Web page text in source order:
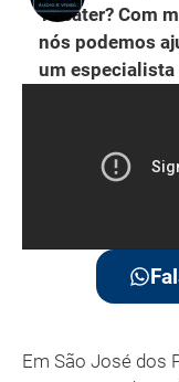
Theater? Com
nós podemos
um especialista
Em São José dos